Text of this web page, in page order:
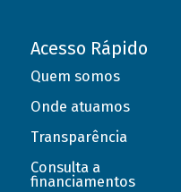
Acesso Rápido
Quem somos
Onde atuamos
Transparência
Consulta a
financiamentos